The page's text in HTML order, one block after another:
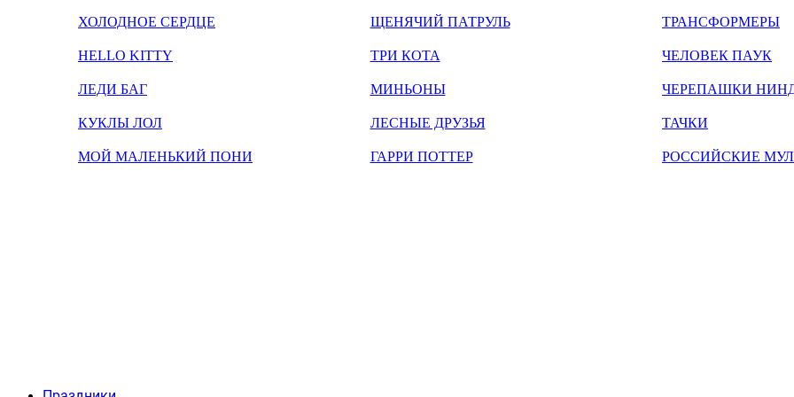
ХОЛОДНОЕ СЕРДЦЕ
HELLO KITTY
ЛЕДИ БАГ
КУКЛЫ ЛОЛ
МОЙ МАЛЕНЬКИЙ ПОНИ
ЩЕНЯЧИЙ ПАТРУЛЬ
ТРИ КОТА
МИНЬОНЫ
ЛЕСНЫЕ ДРУЗЬЯ
ГАРРИ ПОТТЕР
ТРАНСФОРМЕРЫ
ЧЕЛОВЕК ПАУК
ЧЕРЕПАШКИ
ТАЧКИ
РОССИЙСКИЕ